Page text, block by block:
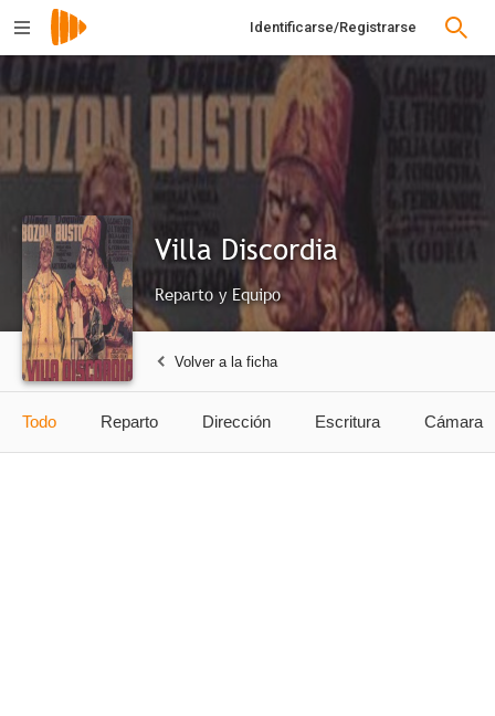
Identificarse/Registrarse
Villa Discordia
Reparto y Equipo
Volver a la ficha
Todo Reparto Dirección Escritura Cámara